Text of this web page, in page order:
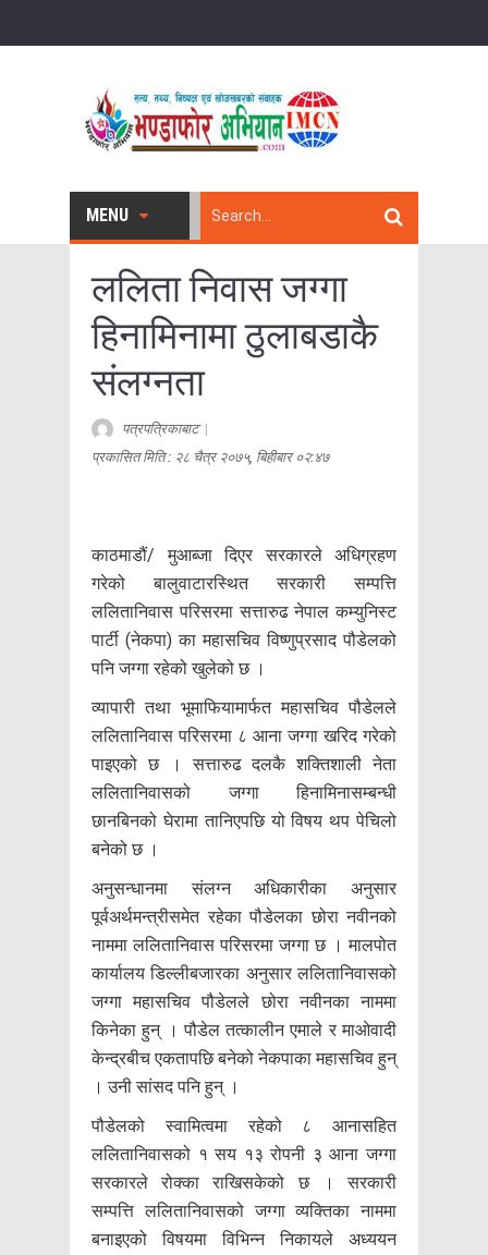
MENU
ललिता निवास जग्गा
हिनामिनामा ठुलाबडाकै
संलग्नता
पत्रपत्रिकाबाट|
प्रकासित मिति : २८ चैत्र २०७५, बिहीबार ०२:४७
काठमाडौं/ मुआब्जा दिएर सरकारले अधिग्रहण
गरेको बालुवाटारस्थित सरकारी सम्पत्ति
ललितानिवास परिसरमा सत्तारुढ नेपाल कम्युनिस्ट
पार्टी (नेकपा) का महासचिव विष्णुप्रसाद पौडेलको
पनि जग्गा रहेको खुलेको छ ।
व्यापारी तथा भूमाफियामार्फत महासचिव पौडेलले
ललितानिवास परिसरमा ८ आना जग्गा खरिद गरेको
पाइएको छ । सत्तारुढ दलकै शक्तिशाली नेता
ललितानिवासको जग्गा हिनामिनासम्बन्धी
छानबिनको घेरामा तानिएपछि यो विषय थप पेचिलो
बनेको छ ।
अनुसन्धानमा संलग्न अधिकारीका अनुसार
पूर्वअर्थमन्त्रीसमेत रहेका पौडेलका छोरा नवीनको
नाममा ललितानिवास परिसरमा जग्गा छ । मालपोत
कार्यालय डिल्लीबजारका अनुसार ललितानिवासको
जग्गा महासचिव पौडेलले छोरा नवीनका नाममा
किनेका हुन् । पौडेल तत्कालीन एमाले र माओवादी
केन्द्रबीच एकतापछि बनेको नेकपाका महासचिव हुन्
। उनी सांसद पनि हुन् ।
पौडेलको स्वामित्वमा रहेको ८ आनासहित
ललितानिवासको १ सय १३ रोपनी ३ आना जग्गा
सरकारले रोक्का राखिसकेको छ । सरकारी
सम्पत्ति ललितानिवासको जग्गा व्यक्तिका नाममा
बनाइएको विषयमा विभिन्न निकायले अध्ययन